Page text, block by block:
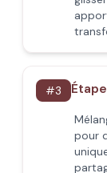
#3
pour